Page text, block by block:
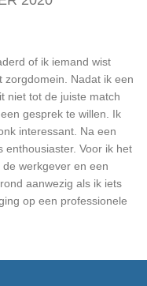
of ik iemand wist
Nadat ik een
niet tot de juiste match
gesprek te willen. Ik
interessant. Na een
enthousiaster. Voor ik het
werkgever en een
aanwezig als ik iets
op een professionele